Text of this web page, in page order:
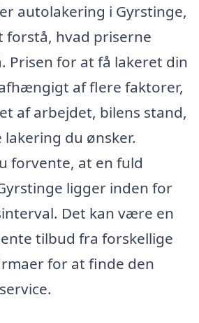
autolakering i Gyrstinge,
forstå, hvad priserne
Prisen for at få lakeret din
af flere faktorer,
af arbejdet, bilens stand,
du ønsker.
forvente, at en fuld
ligger inden for
Det kan være en
tilbud fra forskellige
for at finde den